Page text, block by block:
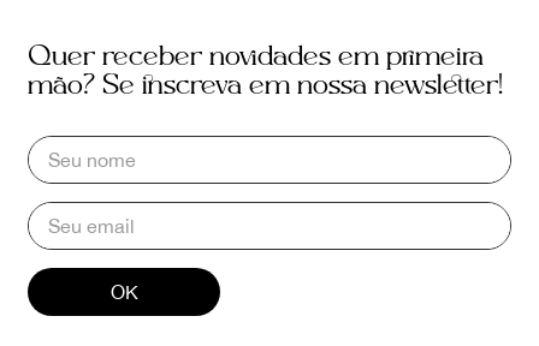
Quer receber novidades em primeira
mão? Se inscreva em nossa newsletter!
OK